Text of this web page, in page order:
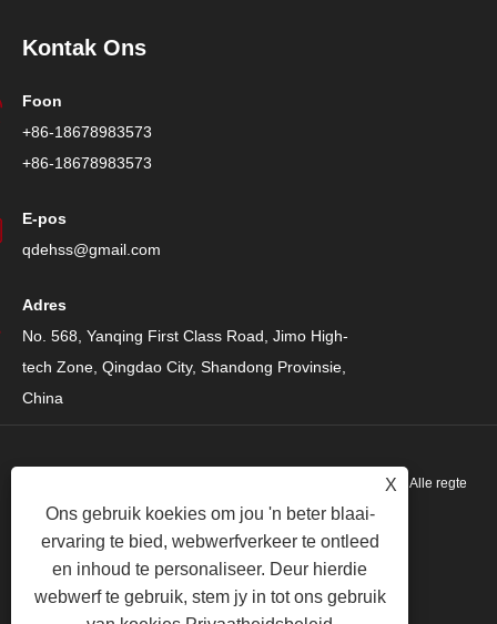
Kontak Ons
Foon
+86-18678983573
+86-18678983573
E-pos
qdehss@gmail.com
Adres
No. 568, Yanqing First Class Road, Jimo High-
tech Zone, Qingdao City, Shandong Provinsie,
China
Kopiereg © 2024 Qingdao Eihe Steel Structure Group Co., Ltd. Alle regte
voorbehou.
Links | Sitemap | RSS | XML | Privaatheidsbeleid
X
Ons gebruik koekies om jou 'n beter blaai-
ervaring te bied, webwerfverkeer te ontleed
en inhoud te personaliseer. Deur hierdie
webwerf te gebruik, stem jy in tot ons gebruik